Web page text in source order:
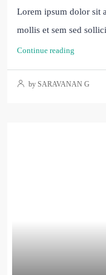
Lorem ipsum dolor sit
mollis et sem sed
Continue reading
by SARAVANAN G